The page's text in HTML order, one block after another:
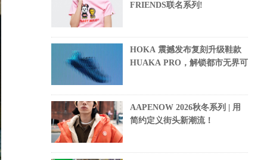
FRIENDS联名系列!
HOKA 震撼发布复刻升级鞋款
HUAKA PRO，解锁都市无界可
AAPENOW 2026秋冬系列 | 用
简约定义街头新潮流！